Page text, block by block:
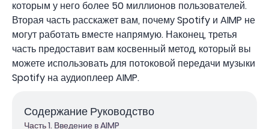
которым у него более 50 миллионов пользователей.
Вторая часть расскажет вам, почему Spotify и AIMP не
могут работать вместе напрямую. Наконец, третья
часть предоставит вам косвенный метод, который вы
можете использовать для потоковой передачи музыки
Spotify на аудиоплеер AIMP.
Содержание Руководство
Часть 1. Введение в AIMP